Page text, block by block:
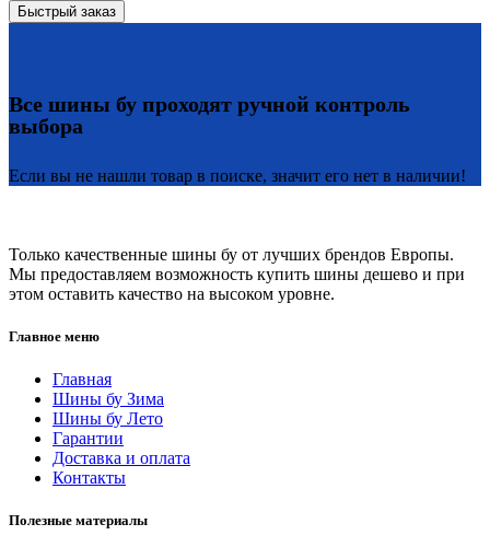
Быстрый заказ
Все шины бу проходят ручной контроль
выбора
Если вы не нашли товар в поиске, значит его нет в наличии!
Только качественные шины бу от лучших брендов Европы.
Мы предоставляем возможность купить шины дешево и при
этом оставить качество на высоком уровне.
Главное меню
Главная
Шины бу Зима
Шины бу Лето
Гарантии
Доставка и оплата
Контакты
Полезные материалы